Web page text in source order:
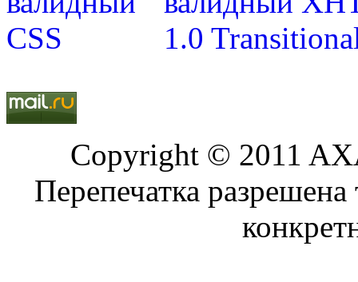
Copyright © 2011
Перепечатка